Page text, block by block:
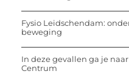
Fysio Leidschendam:
beweging
In deze gevallen ga je
Centrum